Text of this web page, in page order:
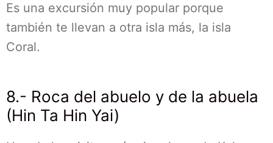
Es una excursión muy popular porque
también te llevan a otra isla más, la isla
Coral.
8.- Roca del abuelo y de la abuela
(Hin Ta Hin Yai)